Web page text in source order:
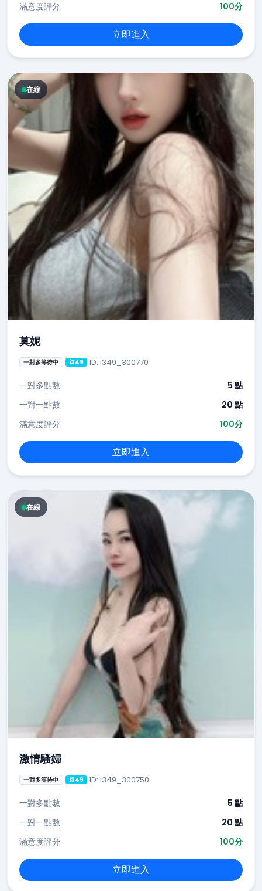
滿意度評分
100分
立即進入
在線
莫妮
一對多等待中 i349 ID: i349_300770
一對多點數
5 點
一對一點數
20 點
滿意度評分
100分
立即進入
在線
激情騷婦
一對多等待中 i349 ID: i349_300750
一對多點數
5 點
一對一點數
20 點
滿意度評分
100分
立即進入